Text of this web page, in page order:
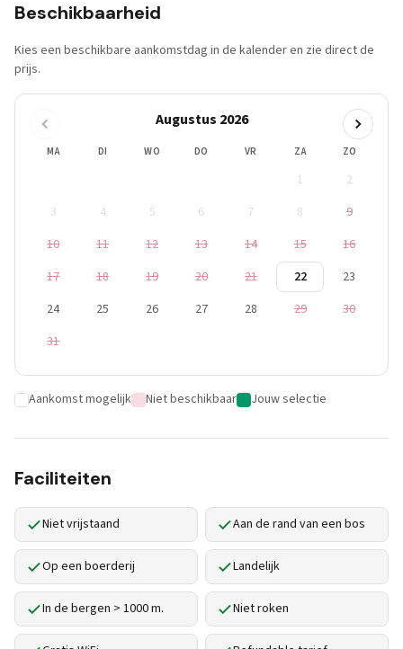
Beschikbaarheid
Kies een beschikbare aankomstdag in de kalender en zie direct de
prijs.
Augustus 2026
MA DI WO DO VR ZA ZO
1
2
3
4 5 6 7 8
9
10
11 12 13 14 15
16
17
18 19 20 21 22
23
24
25 26 27 28 29
30
31
Aankomst mogelijk Niet beschikbaar Jouw selectie
Faciliteiten
Niet vrijstaand Aan de rand van een bos
Op een boerderij Landelijk
In de bergen > 1000 m. Niet roken